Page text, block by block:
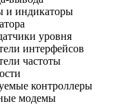
и индикаторы
уровня
интерфейсов
частоты
контроллеры
модемы